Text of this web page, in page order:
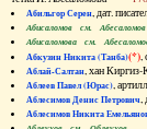
Абильгор Серен, дат.
Абисаломов см. Абесаломов
Абисаломова см.
Абкузин Никита (Танба)(*),
Аблай-Салтан, хан
Аблеев Павел (Юрас),
Аблесимов Денис Петрович,
Аблесимов Никита